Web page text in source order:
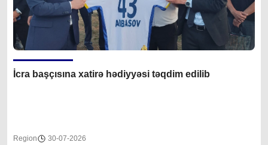
İcra başçısına xatirə hədiyyəsi təqdim edilib
Region 30-07-2026